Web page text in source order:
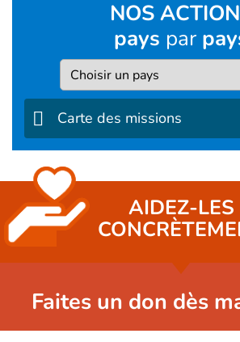
NOS
pays par
Pays
Carte des missions
AIDEZ-LES
Faites un don dès